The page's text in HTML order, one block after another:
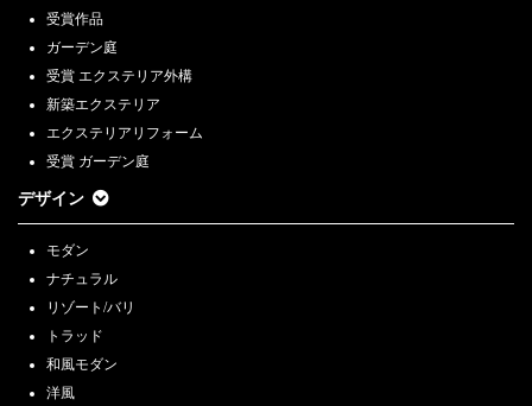
受賞作品
ガーデン庭
受賞 エクステリア外構
新築エクステリア
エクステリアリフォーム
受賞 ガーデン庭
デザイン
モダン
ナチュラル
リゾート/バリ
トラッド
和風モダン
洋風